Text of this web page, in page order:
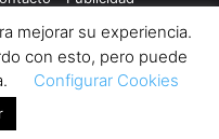
de Privacidad
mejorar su experiencia.
con esto, pero puede
Configurar Cookies